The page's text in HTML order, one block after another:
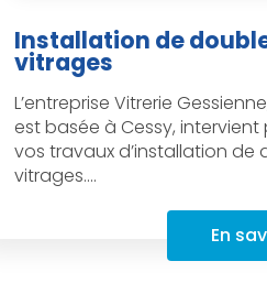
Installation de
vitrages
L’entreprise Vitrerie
est basée à Cessy, intervient
vos travaux d’installation de
vitrages....
En